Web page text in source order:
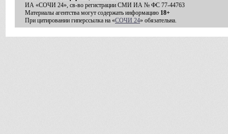
ИА «СОЧИ 24», св-во регистрации СМИ ИА № ФС 77-44763
Материалы агентства могут содержать информацию 18+
При цитировании гиперссылка на «СОЧИ 24» обязательна.